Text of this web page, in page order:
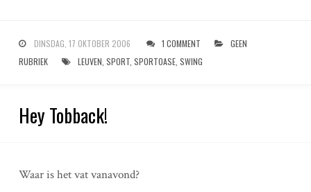
DINSDAG, 17 OKTOBER 2006 1 COMMENT
GEEN
RUBRIEK
LEUVEN SPORT, SPORTOASE, SWING
Hey Tobback!
Waar is het vat vanavond?